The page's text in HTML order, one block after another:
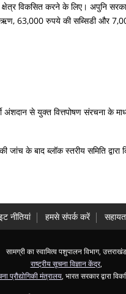
क्षेत्र विकसित करने के लिए।
ऋण, 63,000 रुपये की सब्सिडी और
से युक्त वित्तपोषण संरचना के
के बाद ब्लॉक स्तरीय समिति द्वारा
नीतियां हमसे संपर्क करें
सामग्री का स्वामित्व पशुपालन विभाग, उत्तराखंड
राष्ट्रीय सूचना विज्ञान केंद्र,
प्रौद्योगिकी मंत्रालय , भारत सरकार द्वारा